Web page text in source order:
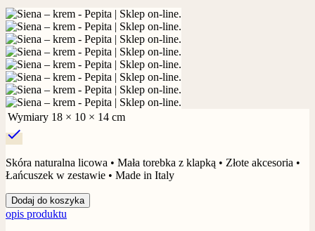
Wymiary 18 × 10 × 14 cm
check
Skóra naturalna licowa • Mała torebka z klapką • Złote akcesoria •
Łańcuszek w zestawie • Made in Italy
Dodaj do koszyka
opis produktu